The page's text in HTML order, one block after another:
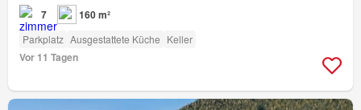
7 160 m²
Parkplatz Ausgestattete Küche Keller
Vor 11 Tagen